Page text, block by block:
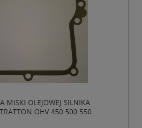
MISKI OLEJOWEJ SILNIKA
OHV 450 500 550